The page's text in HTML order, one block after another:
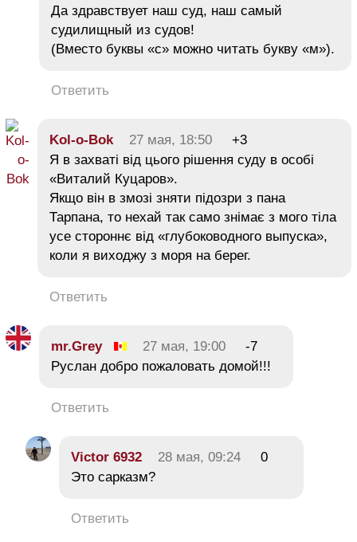
Да здравствует наш суд, наш самый
судилищный из судов!
(Вместо буквы «с» можно читать букву «м»).
Ответить
Kol-o-Bok 27 мая, 18:50
+3
Я в захваті від цього рішення суду в особі
«Виталий Куцаров».
Якщо він в змозі зняти підозри з пана
Тарпана, то нехай так само знімає з мого тіла
усе стороннє від «глубоководного выпуска»,
коли я виходжу з моря на берег.
Ответить
mr.Grey 27 мая, 19:00
-7
Руслан добро пожаловать домой!!!
Ответить
Victor 6932 28 мая, 09:24
0
Это сарказм?
Ответить